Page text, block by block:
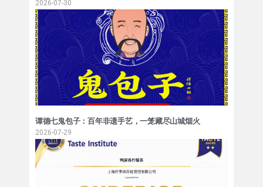
2026-07-30
谭德七鬼包子：百年非遗手艺，一笼藏尽山城烟火
2026-07-29